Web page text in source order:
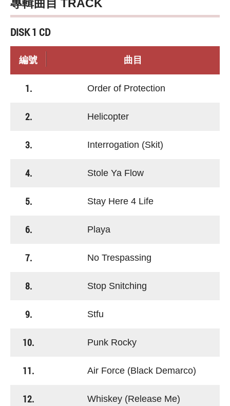
專輯曲目 TRACK
DISK 1 CD
編號 曲目
1. Order of Protection
2. Helicopter
3. Interrogation (Skit)
4. Stole Ya Flow
5. Stay Here 4 Life
6. Playa
7. No Trespassing
8. Stop Snitching
9. Stfu
10. Punk Rocky
11. Air Force (Black Demarco)
12. Whiskey (Release Me)